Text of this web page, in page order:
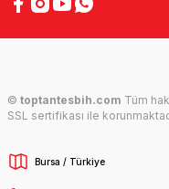
© toptantesbih.com Tüm
SSL sertifikası ile
Bursa / Türkiye